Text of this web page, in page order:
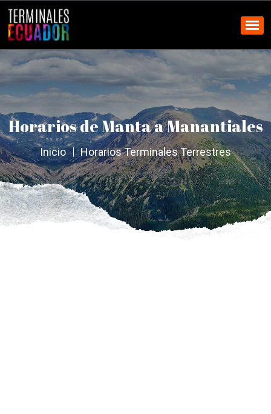
Horarios de Manta a Manantiales
Inicio Horarios Terminales Terrestres